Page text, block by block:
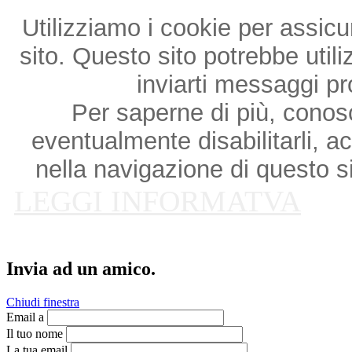
Utilizziamo i cookie per
sito. Questo sito potrebbe
inviarti messaggi
Per saperne di più,
eventualmente disabilitarli,
nella navigazione di questo
Invia ad un amico.
Chiudi finestra
Email a
Il tuo nome